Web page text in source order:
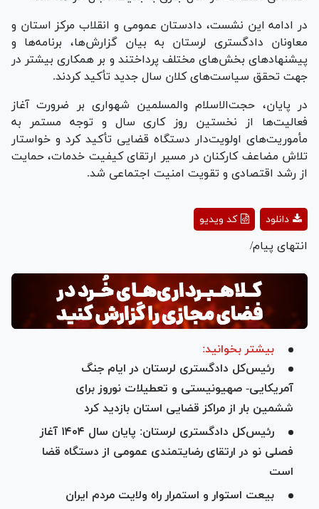
در ادامه این نشست، دادستان عمومی و انقلاب مرکز استان و
معاونان دادگستری لرستان به بیان گزارش‌ها، برنامه‌ها و
پیشنهاد‌های بخش‌های مختلف پرداختند و بر همکاری بیشتر در
جهت تحقق سیاست‌های کلان سال جدید تأکید کردند.
در پایان، حجت‌الاسلام والمسلمین شهواری بر ضرورت آغاز
فعالیت‌ها از نخستین روز کاری سال و توجه مستمر به
مأموریت‌های اولویت‌دار دستگاه قضایی تأکید کرد و خواستار
تلاش مضاعف کارکنان در مسیر ارتقای کیفیت خدمات، حمایت
از رشد اقتصادی و تقویت امنیت اجتماعی شد.
Playکد ویدیو دانلود
انتهای پیام/
بیشتر بخوانید:
رئیس‌کل دادگستری لرستان در ایام جنگ
آمریکایی‌- صهیونیستی و تعطیلات نوروز برای
ششمین بار از مراکز قضایی استان بازدید کرد
رئیس‌کل دادگستری لرستان: پایان سال ۱۴۰۴ آغاز
فصلی نو در ارتقای رضایتمندی عمومی از دستگاه قضا
است
بیعت استوار و استمرار راه ولایت مردم ایران